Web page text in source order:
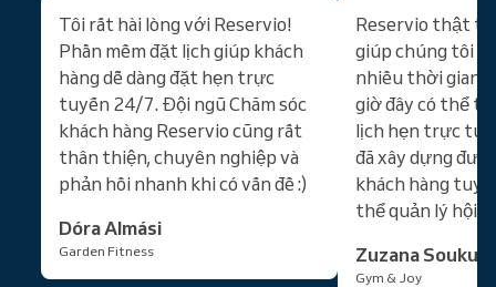
Tôi rất hài lòng với Reservio!
Phần mềm đặt lịch giúp khách
hàng dễ dàng đặt hẹn trực
tuyến 24/7. Đội ngũ Chăm sóc
khách hàng Reservio cũng rất
thân thiện, chuyên nghiệp và
phản hồi nhanh khi có vấn đề :)
Dóra Almási
Garden Fitness
Reservio thật
giúp chúng tôi
nhiều thời gian
giờ đây có thể
lịch hẹn trực
đã xây dựng
khách hàng
thể quản lý hội
Zuzana
Gym & Joy